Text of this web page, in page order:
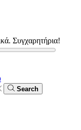
Συγχαρητήρια!
Search